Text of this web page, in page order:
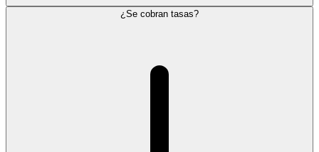
¿Se cobran tasas?